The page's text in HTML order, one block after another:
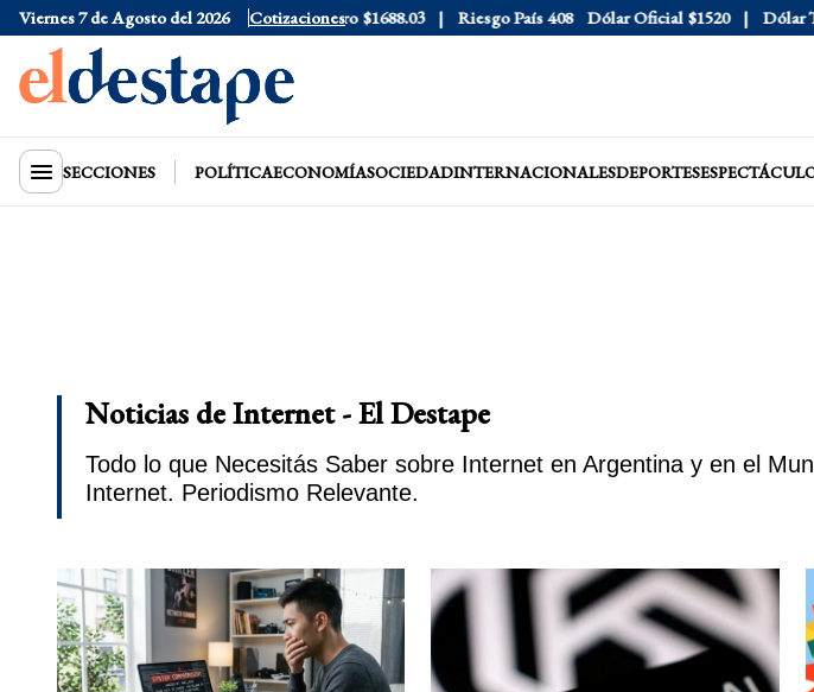
Viernes 7 de Agosto del 2026 Cotizaciones
$1530 Dólar CCL $1577.3 Euro $1688.03 Riesgo País 408 Dólar Oficial $1520 Dólar Tarjeta
SECCIONES POLÍTICAECONOMÍASOCIEDADINTERNACIONALESDEPORTES
Noticias de Internet - El Destape
Todo lo que Necesitás Saber sobre Internet en Argentina y en el
Internet. Periodismo Relevante.